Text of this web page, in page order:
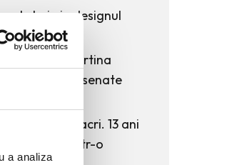
a analiza
cheie in designul
ocazie
Comix la Albertina
benzile desenate
Andreea Macri. 13 ani
de moda intr-o